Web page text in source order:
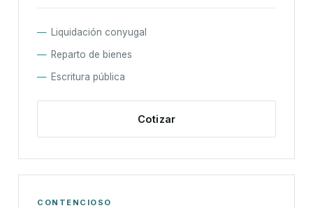
Liquidación conyugal
Reparto de bienes
Escritura pública
Cotizar
CONTENCIOSO